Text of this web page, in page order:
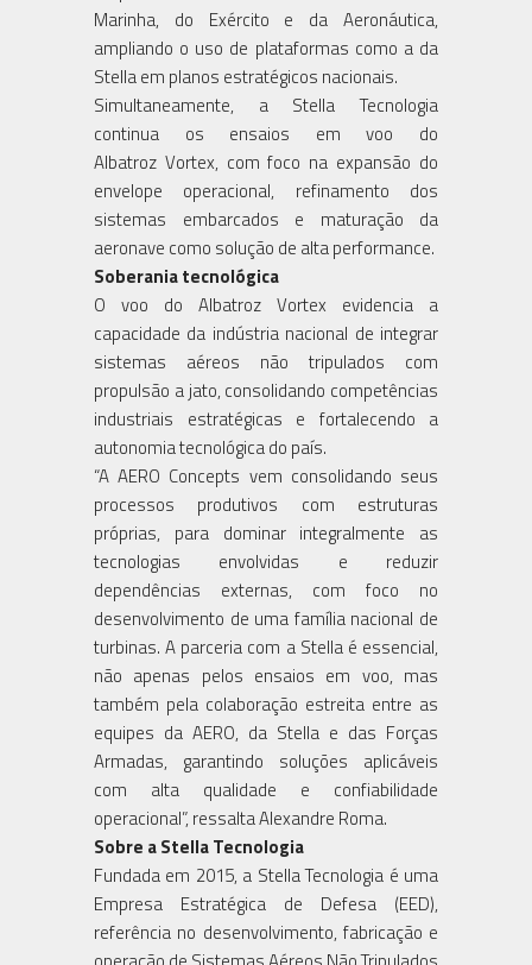
Marinha, do Exército e da Aeronáutica,
ampliando o uso de plataformas como a da
Stella em planos estratégicos nacionais.
Simultaneamente, a Stella Tecnologia
continua os ensaios em voo do
Albatroz Vortex, com foco na expansão do
envelope operacional, refinamento dos
sistemas embarcados e maturação da
aeronave como solução de alta performance.
Soberania tecnológica
O voo do Albatroz Vortex evidencia a
capacidade da indústria nacional de integrar
sistemas aéreos não tripulados com
propulsão a jato, consolidando competências
industriais estratégicas e fortalecendo a
autonomia tecnológica do país.
“A AERO Concepts vem consolidando seus
processos produtivos com estruturas
próprias, para dominar integralmente as
tecnologias envolvidas e reduzir
dependências externas, com foco no
desenvolvimento de uma família nacional de
turbinas. A parceria com a Stella é essencial,
não apenas pelos ensaios em voo, mas
também pela colaboração estreita entre as
equipes da AERO, da Stella e das Forças
Armadas, garantindo soluções aplicáveis
com alta qualidade e confiabilidade
operacional”, ressalta Alexandre Roma.
Sobre a Stella Tecnologia
Fundada em 2015, a Stella Tecnologia é uma
Empresa Estratégica de Defesa (EED),
referência no desenvolvimento, fabricação e